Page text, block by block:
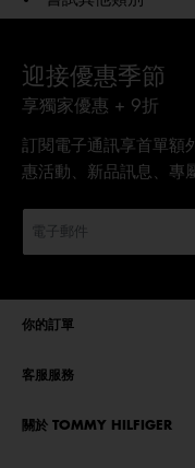
迎接優惠季節
享獨家優惠 + 9折
訂閱電子通訊享首單額
惠活動、新品訊息、專
你的訂單
客服服務
關於 TOMMY HILFIGER